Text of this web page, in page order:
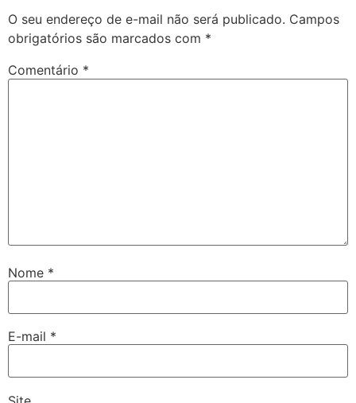
O seu endereço de e-mail não será publicado. Campos
obrigatórios são marcados com *
Comentário *
Nome *
E-mail *